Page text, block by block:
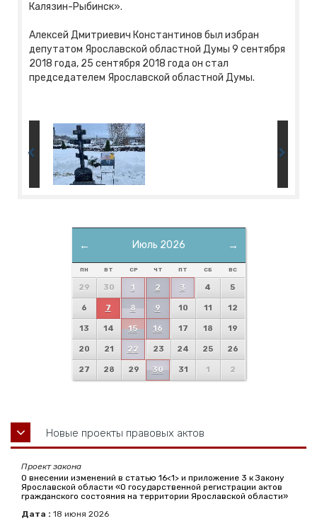
Калязин-Рыбинск».
Алексей Дмитриевич Константинов был избран
депутатом Ярославской областной Думы 9 сентября
2018 года, 25 сентября 2018 года он стал
председателем Ярославской областной Думы.
← →
Июль 2026
ПН ВТ СР ЧТ ПТ СБ ВС
29 30 1 2 3 4 5
6 7 8 9 10 11 12
13 14 15 16 17 18 19
20 21 22 23 24 25 26
27 28 29 30 31 1 2
Новые проекты правовых актов
Проект закона
О внесении изменений в статью 16<1> и приложение 3 к Закону
Ярославской области «О государственной регистрации актов
гражданского состояния на территории Ярославской области»
Дата : 18 июня 2026